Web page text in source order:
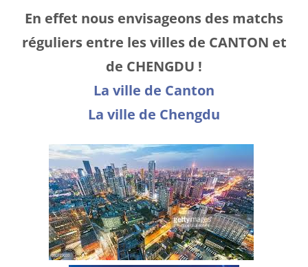
En effet nous envisageons des matchs
réguliers entre les villes de CANTON et
de CHENGDU !
La ville de Canton
La ville de Chengdu